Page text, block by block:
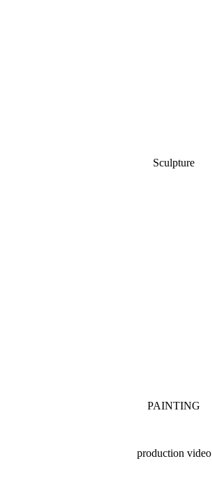
Sculpture
PAINTING
production video